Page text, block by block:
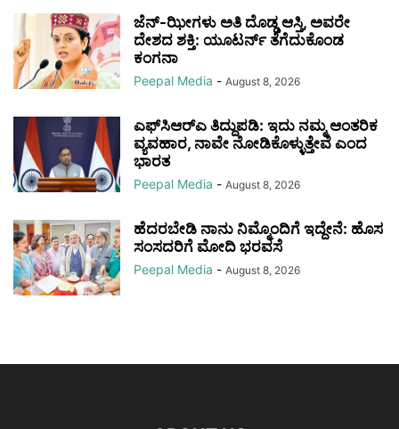
ಜೆನ್-ಝೀಗಳು ಅತಿ ದೊಡ್ಡ ಆಸ್ತಿ, ಅವರೇ
ದೇಶದ ಶಕ್ತಿ: ಯೂಟರ್ನ್ ತೆಗೆದುಕೊಂಡ
ಕಂಗನಾ
Peepal Media - August 8, 2026
ಎಫ್‌ಸಿಆರ್‌ಎ ತಿದ್ದುಪಡಿ: ಇದು ನಮ್ಮ ಆಂತರಿಕ
ವ್ಯವಹಾರ, ನಾವೇ ನೋಡಿಕೊಳ್ಳುತ್ತೇವೆ ಎಂದ
ಭಾರತ
Peepal Media - August 8, 2026
ಹೆದರಬೇಡಿ ನಾನು ನಿಮ್ಮೊಂದಿಗೆ ಇದ್ದೇನೆ: ಹೊಸ
ಸಂಸದರಿಗೆ ಮೋದಿ ಭರವಸೆ
Peepal Media - August 8, 2026